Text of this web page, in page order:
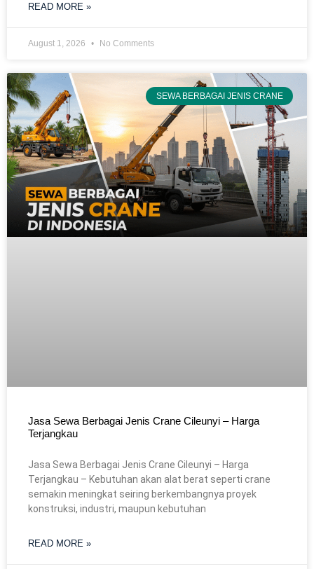
READ MORE »
August 1, 2026 No Comments
SEWA BERBAGAI JENIS CRANE
Jasa Sewa Berbagai Jenis Crane Cileunyi – Harga
Terjangkau
Jasa Sewa Berbagai Jenis Crane Cileunyi – Harga
Terjangkau – Kebutuhan akan alat berat seperti crane
semakin meningkat seiring berkembangnya proyek
konstruksi, industri, maupun kebutuhan
READ MORE »